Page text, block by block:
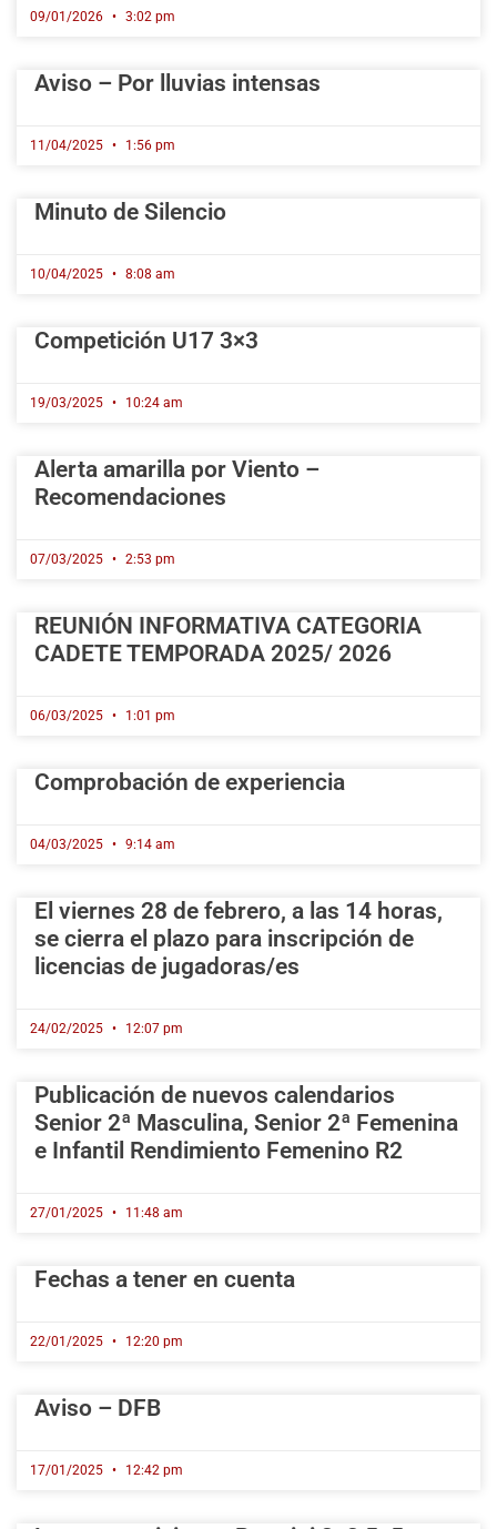
09/01/2026 3:02 pm
Aviso – Por lluvias intensas
11/04/2025 1:56 pm
Minuto de Silencio
10/04/2025 8:08 am
Competición U17 3×3
19/03/2025 10:24 am
Alerta amarilla por Viento –
Recomendaciones
07/03/2025 2:53 pm
REUNIÓN INFORMATIVA CATEGORIA
CADETE TEMPORADA 2025/ 2026
06/03/2025 1:01 pm
Comprobación de experiencia
04/03/2025 9:14 am
El viernes 28 de febrero, a las 14 horas,
se cierra el plazo para inscripción de
licencias de jugadoras/es
24/02/2025 12:07 pm
Publicación de nuevos calendarios
Senior 2ª Masculina, Senior 2ª Femenina
e Infantil Rendimiento Femenino R2
27/01/2025 11:48 am
Fechas a tener en cuenta
22/01/2025 12:20 pm
Aviso – DFB
17/01/2025 12:42 pm